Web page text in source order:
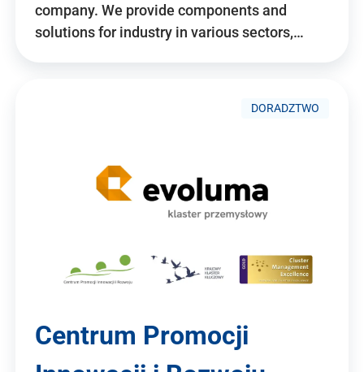
company. We provide components and
solutions for industry in various sectors,…
DORADZTWO
Centrum Promocji